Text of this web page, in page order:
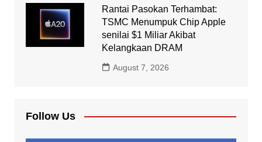
Rantai Pasokan Terhambat:
TSMC Menumpuk Chip Apple
senilai $1 Miliar Akibat
Kelangkaan DRAM
August 7, 2026
Follow Us